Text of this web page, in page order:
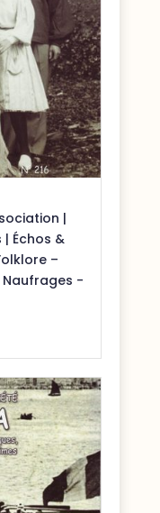
|
| Échos &
–
Naufrages -